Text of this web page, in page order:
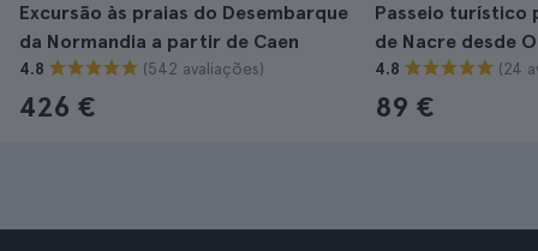
Excursão às praias do Desembarque
da Normandia a partir de Caen
4.8 (542 avaliações)
426 €
Passeio turístico
de Nacre desde
4.8 (24
89 €